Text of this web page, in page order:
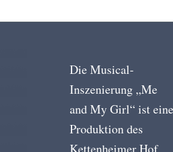
Die Musical-
Inszenierung „Me
and My Girl“ ist eine
Produktion des
Kettenheimer Hof